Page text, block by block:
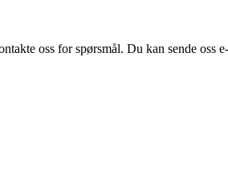
oss for spørsmål. Du kan sende oss